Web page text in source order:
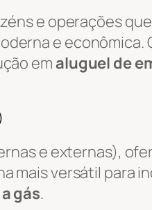
e operações
e econômica.
em aluguel de
e externas),
mais versátil para
gás.